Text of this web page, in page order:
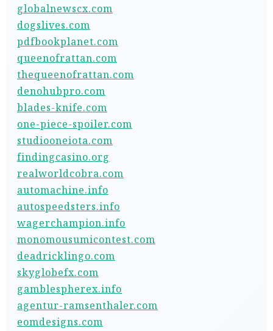
globalnewscx.com
dogslives.com
pdfbookplanet.com
queenofrattan.com
thequeenofrattan.com
denohubpro.com
blades-knife.com
one-piece-spoiler.com
studiooneiota.com
findingcasino.org
realworldcobra.com
automachine.info
autospeedsters.info
wagerchampion.info
monomousumicontest.com
deadricklingo.com
skyglobefx.com
gamblespherex.info
agentur-ramsenthaler.com
eomdesigns.com